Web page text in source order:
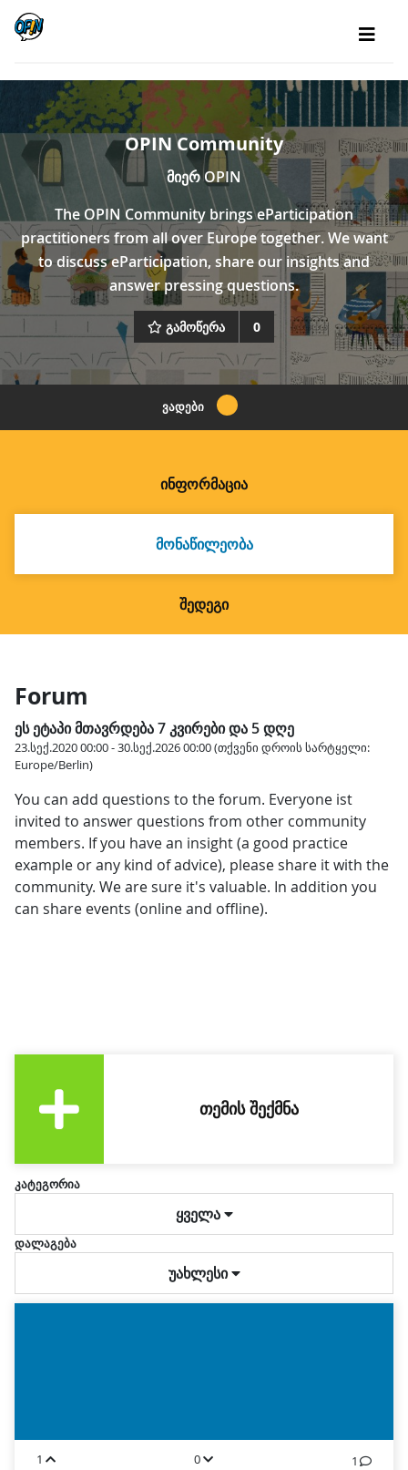
OPIN Community
მიერOPIN
The OPIN Community brings eParticipation
practitioners from all over Europe together. We want
to discuss eParticipation, share our insights and
answer pressing questions.
გამოწერა 0
ᲕᲐᲓᲔᲑᲘ
ᲘᲜᲤᲝᲠᲛᲐᲪᲘᲐ
ᲛᲝᲜᲐᲬᲘᲚᲔᲝᲑᲐ
ᲨᲔᲓᲔᲒᲘ
Forum
ეს ეტაპი მთავრდება 7 კვირები და 5 დღე
23.სექ.2020 00:00 - 30.სექ.2026 00:00 (თქვენი დროის სარტყელი:
Europe/Berlin)
You can add questions to the forum. Everyone ist
invited to answer questions from other community
members. If you have an insight (a good practice
example or any kind of advice), please share it with the
community. We are sure it's valuable. In addition you
can share events (online and offline).
ᲗᲔᲛᲘᲡ ᲨᲔᲥᲛᲜᲐ
კატეგორია
ყველა
დალაგება
უახლესი
1 0 1